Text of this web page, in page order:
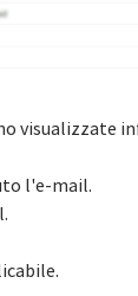
l'e-mail.